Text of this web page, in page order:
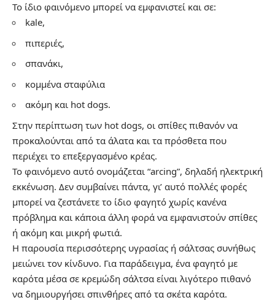
Το ίδιο φαινόμενο μπορεί να εμφανιστεί και σε:
kale,
πιπεριές,
σπανάκι,
κομμένα σταφύλια
ακόμη και hot dogs.
Στην περίπτωση των hot dogs, οι σπίθες πιθανόν να
προκαλούνται από τα άλατα και τα πρόσθετα που
περιέχει το επεξεργασμένο κρέας.
Το φαινόμενο αυτό ονομάζεται “arcing”, δηλαδή ηλεκτρική
εκκένωση. Δεν συμβαίνει πάντα, γι’ αυτό πολλές φορές
μπορεί να ζεστάνετε το ίδιο φαγητό χωρίς κανένα
πρόβλημα και κάποια άλλη φορά να εμφανιστούν σπίθες
ή ακόμη και μικρή φωτιά.
Η παρουσία περισσότερης υγρασίας ή σάλτσας συνήθως
μειώνει τον κίνδυνο. Για παράδειγμα, ένα φαγητό με
καρότα μέσα σε κρεμώδη σάλτσα είναι λιγότερο πιθανό
να δημιουργήσει σπινθήρες από τα σκέτα καρότα.